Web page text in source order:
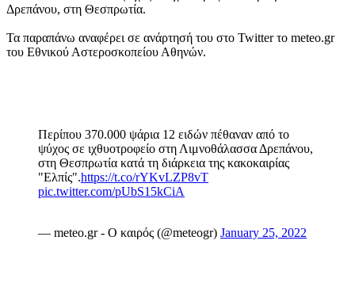
Δρεπάνου, στη Θεσπρωτία.
Τα παραπάνω αναφέρει σε ανάρτησή του στο Twitter το meteo.gr
του Εθνικού Αστεροσκοπείου Αθηνών.
Περίπου 370.000 ψάρια 12 ειδών πέθαναν από το
ψύχος σε ιχθυοτροφείο στη Λιμνοθάλασσα Δρεπάνου,
στη Θεσπρωτία κατά τη διάρκεια της κακοκαιρίας
"Ελπίς".https://t.co/rYKvLZP8vT
pic.twitter.com/pUbS15kCiA
— meteo.gr - Ο καιρός (@meteogr) January 25, 2022